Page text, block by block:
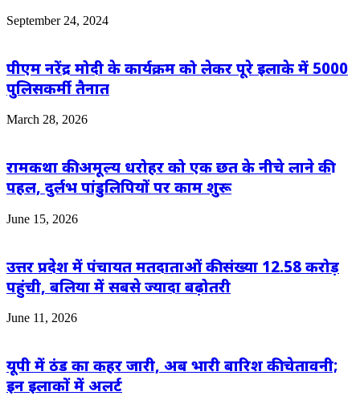
September 24, 2024
पीएम नरेंद्र मोदी के कार्यक्रम को लेकर पूरे इलाके में 5000
पुलिसकर्मी तैनात
March 28, 2026
रामकथा की अमूल्य धरोहर को एक छत के नीचे लाने की
पहल, दुर्लभ पांडुलिपियों पर काम शुरू
June 15, 2026
उत्तर प्रदेश में पंचायत मतदाताओं की संख्या 12.58 करोड़
पहुंची, बलिया में सबसे ज्यादा बढ़ोतरी
June 11, 2026
यूपी में ठंड का कहर जारी, अब भारी बारिश की चेतावनी;
इन इलाकों में अलर्ट